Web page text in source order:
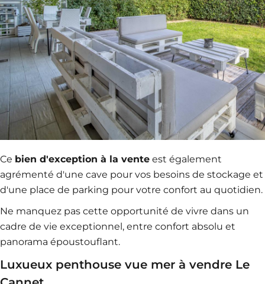
Ce bien d'exception à la vente est également
agrémenté d'une cave pour vos besoins de stockage et
d'une place de parking pour votre confort au quotidien.
Ne manquez pas cette opportunité de vivre dans un
cadre de vie exceptionnel, entre confort absolu et
panorama époustouflant.
Luxueux penthouse vue mer à vendre Le